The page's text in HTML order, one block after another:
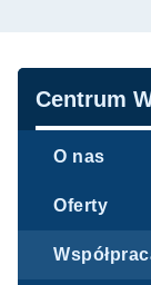
Nawigacja
Centrum
O nas
Oferty